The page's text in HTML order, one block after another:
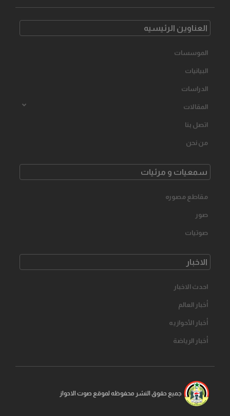
العناوین الرئیسیه
الموسسات
البیانیات
الدراسات
المقالات
اتصل بنا
من نحن
سمعیات و مرئیات
مقاطع مصوره
صور
صوتیات
الاخبار
احدث الاخبار
أخبار العالم
أخبار الأحوازیه
أخبار الرياضة
جمیع حقوق النشر محفوظه لموقع صوت الاحواز